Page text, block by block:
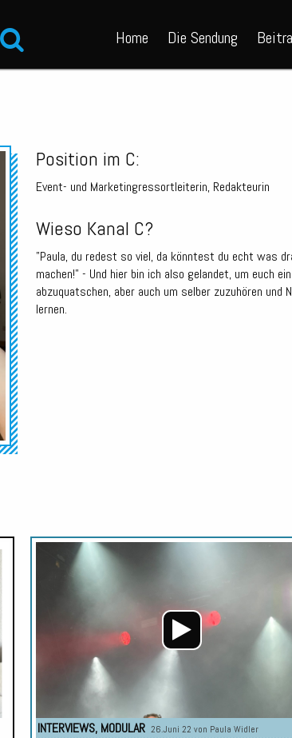
Home Die Sendung
Position im C:
Event- und Marketingressortleiterin, Redakteurin
Wieso Kanal C?
"Paula, du redest so viel, da könntest du echt was
machen!" - Und hier bin ich also gelandet, um euch
abzuquatschen, aber auch um selber zuzuhören und
lernen.
INTERVIEWS, MODULAR 26.Juni 22 von Paula Widler